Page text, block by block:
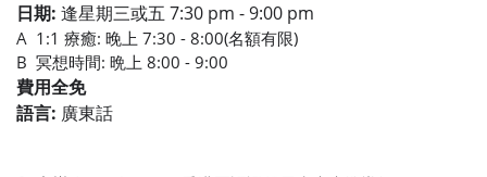
日期: 逢星期三或五 7:30 pm - 9:00 pm
A 1:1 療癒: 晚上 7:30 - 8:00(名額有限)
B 冥想時間: 晩上 8:00 - 9:00
費用全免
語言: 廣東話